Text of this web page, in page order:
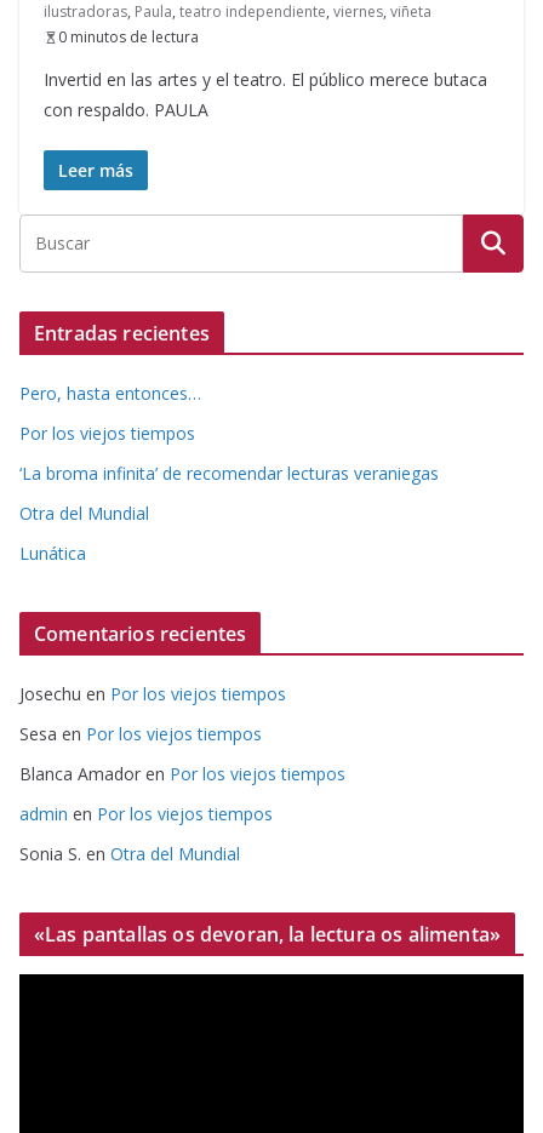
ilustradoras, Paula, teatro independiente, viernes, viñeta
0 minutos de lectura
Invertid en las artes y el teatro. El público merece butaca
con respaldo. PAULA
Leer más
Entradas recientes
Pero, hasta entonces…
Por los viejos tiempos
‘La broma infinita’ de recomendar lecturas veraniegas
Otra del Mundial
Lunática
Comentarios recientes
Josechu en Por los viejos tiempos
Sesa en Por los viejos tiempos
Blanca Amador en Por los viejos tiempos
admin en Por los viejos tiempos
Sonia S. en Otra del Mundial
«Las pantallas os devoran, la lectura os alimenta»